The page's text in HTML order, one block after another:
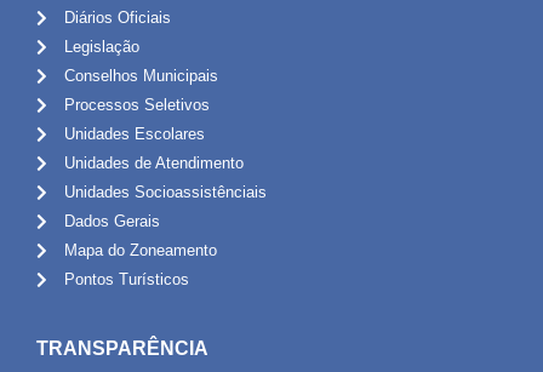
Diários Oficiais
Legislação
Conselhos Municipais
Processos Seletivos
Unidades Escolares
Unidades de Atendimento
Unidades Socioassistênciais
Dados Gerais
Mapa do Zoneamento
Pontos Turísticos
TRANSPARÊNCIA